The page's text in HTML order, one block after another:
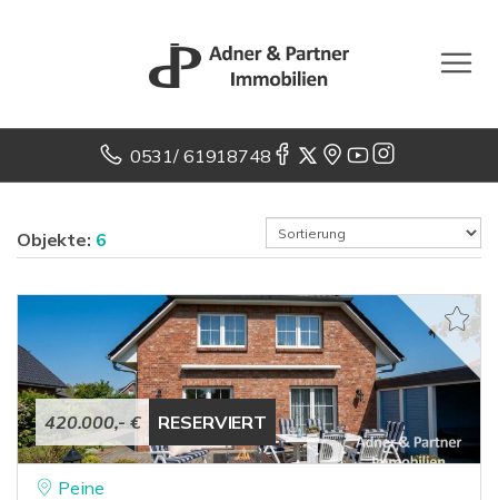
0531/ 61918748
Objekte: 6
420.000,- € RESERVIERT
Peine